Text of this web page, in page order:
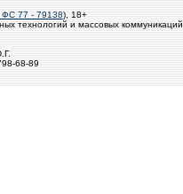
77 - 79138), 18+
технологий и массовых коммуникаций
68-89